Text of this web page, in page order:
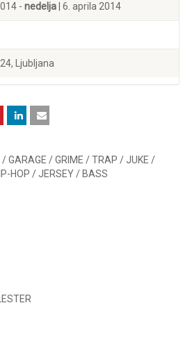
- nedelja | 6. aprila 2014
Ljubljana
GARAGE / GRIME / TRAP / JUKE /
HOP / JERSEY / BASS